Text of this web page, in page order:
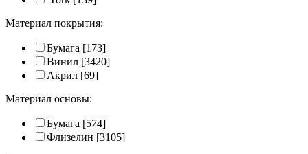
Материал покрытия:
Бумага [173]
Винил [3420]
Акрил [69]
Материал основы:
Бумага [574]
Флизелин [3105]